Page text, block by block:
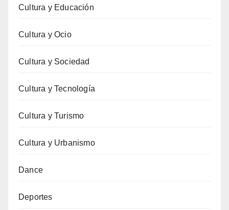
Cultura y Educación
Cultura y Ocio
Cultura y Sociedad
Cultura y Tecnología
Cultura y Turismo
Cultura y Urbanismo
Dance
Deportes